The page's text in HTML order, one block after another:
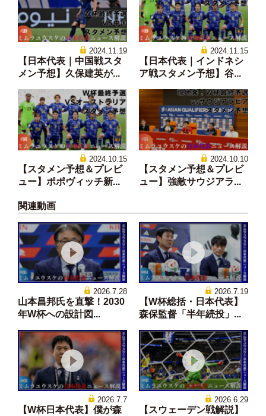
2024.11.19
【日本代表｜中国戦スタ
メン予想】久保建英が...
2024.11.15
【日本代表｜インドネシ
ア戦スタメン予想】谷...
2024.10.15
【スタメン予想＆プレビ
ュー】ポポヴィッチ新...
2024.10.10
【スタメン予想＆プレビ
ュー】強敵サウジアラ...
関連動画
2026.7.28
山本昌邦氏を直撃！2030
年W杯への設計図...
2026.7.19
【W杯総括・日本代表】
森保監督「半年続投」...
2026.7.7
【W杯日本代表】僕が森
2026.6.29
【スウェーデン戦解説】